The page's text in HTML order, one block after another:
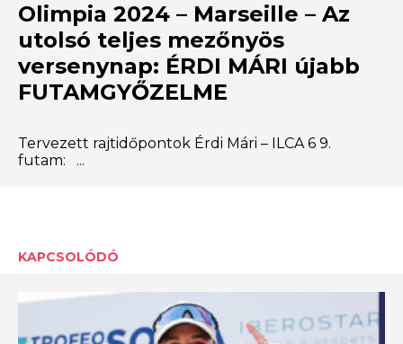
Olimpia 2024 – Marseille – Az
utolsó teljes mezőnyös
versenynap: ÉRDI MÁRI újabb
FUTAMGYŐZELME
Tervezett rajtidőpontok Érdi Mári – ILCA 6 9.
futam: ...
KAPCSOLÓDÓ